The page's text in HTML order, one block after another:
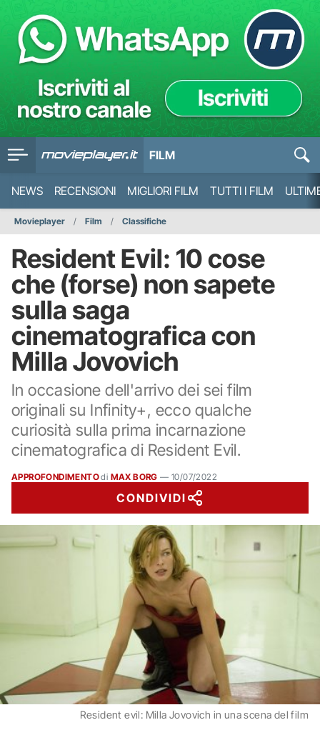
FILM
NEWS RECENSIONI MIGLIORI FILM TUTTI I FILM
Movieplayer Film Classifiche
Resident Evil: 10 cose
che (forse) non sapete
sulla saga
cinematografica con
Milla Jovovich
In occasione dell'arrivo dei sei film
originali su Infinity+, ecco qualche
curiosità sulla prima incarnazione
cinematografica di Resident Evil.
APPROFONDIMENTOdi MAX BORG —10/07/2022
CONDIVIDI
Resident evil: Milla Jovovich in una scena del film